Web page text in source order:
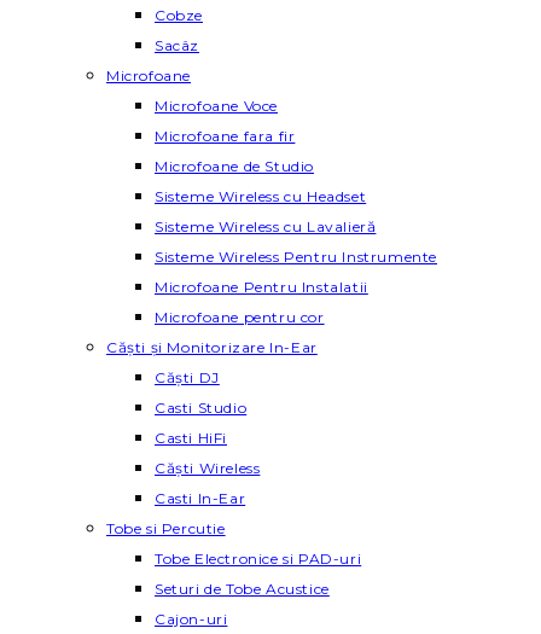
Cobze
Sacâz
Microfoane
Microfoane Voce
Microfoane fara fir
Microfoane de Studio
Sisteme Wireless cu Headset
Sisteme Wireless cu Lavalieră
Sisteme Wireless Pentru Instrumente
Microfoane Pentru Instalatii
Microfoane pentru cor
Căști și Monitorizare In-Ear
Căști DJ
Casti Studio
Casti HiFi
Căști Wireless
Casti In-Ear
Tobe si Percutie
Tobe Electronice si PAD-uri
Seturi de Tobe Acustice
Cajon-uri